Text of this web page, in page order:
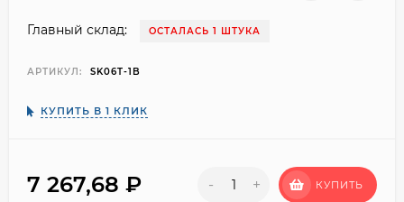
Главный склад: ОСТАЛАСЬ 1 ШТУКА
АРТИКУЛ: SK06T-1B
КУПИТЬ В 1 КЛИК
7 267,68 ₽ - + КУПИТЬ